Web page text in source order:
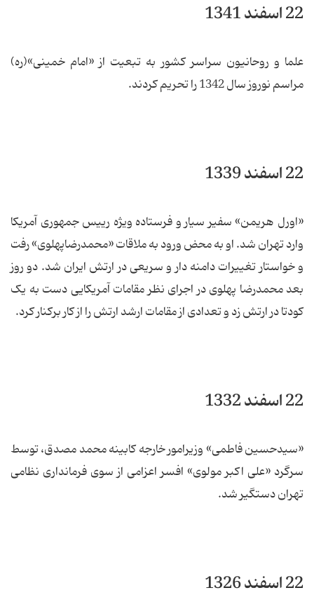
22 اسفند 1341
علما و روحانیون سراسر کشور به تبعیت از «امام خمینی»(ره)
مراسم نوروز سال 1342 را تحریم کردند.
22 اسفند 1339
«اورل هریمن» سفیر سیار و فرستاده ویژه رییس جمهوری آمریکا
وارد تهران شد. او به محض ورود به ملاقات «محمدرضاپهلوی» رفت
و خواستار تغییرات دامنه دار و سریعی در ارتش ایران شد. دو روز
بعد محمدرضا پهلوی در اجرای نظر مقامات آمریکایی دست به یک
کودتا در ارتش زد و تعدادی از مقامات ارشد ارتش را از کار برکنار کرد.
22 اسفند 1332
«سیدحسین فاطمی» وزیرامور خارجه کابینه محمد مصدق، توسط
سرگرد «علی اکبر مولوی» افسر اعزامی از سوی فرمانداری نظامی
تهران دستگیر شد.
22 اسفند 1326